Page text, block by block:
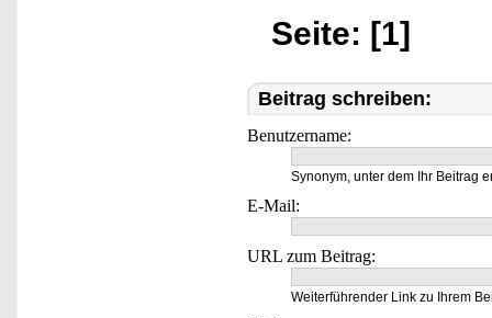
Seite: [1]
Beitrag schreiben:
Benutzername:
Synonym, unter dem Ihr Beitrag
E-Mail:
URL zum Beitrag:
Weiterführender Link zu Ihrem